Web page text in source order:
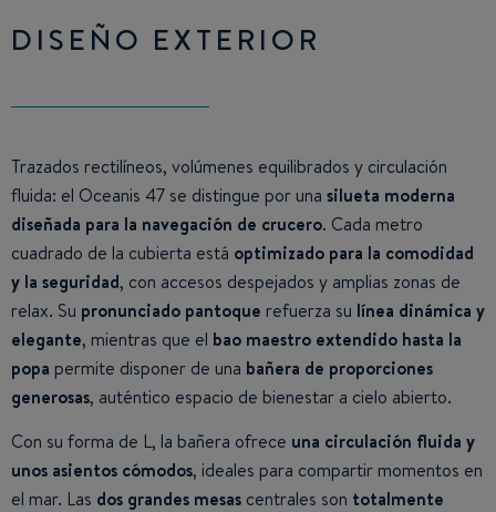
DISEÑO EXTERIOR
Trazados rectilíneos, volúmenes equilibrados y circulación
fluida: el Oceanis 47 se distingue por una silueta moderna
diseñada para la navegación de crucero. Cada metro
cuadrado de la cubierta está optimizado para la comodidad
y la seguridad, con accesos despejados y amplias zonas de
relax. Su pronunciado pantoque refuerza su línea dinámica y
elegante, mientras que el bao maestro extendido hasta la
popa permite disponer de una bañera de proporciones
generosas, auténtico espacio de bienestar a cielo abierto.
Con su forma de L, la bañera ofrece una circulación fluida y
unos asientos cómodos, ideales para compartir momentos en
el mar. Las dos grandes mesas centrales son totalmente